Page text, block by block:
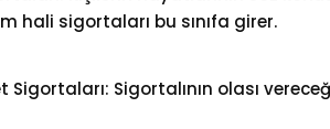
hali sigortaları bu sınıfa girer.
Sigortaları: Sigortalının olası